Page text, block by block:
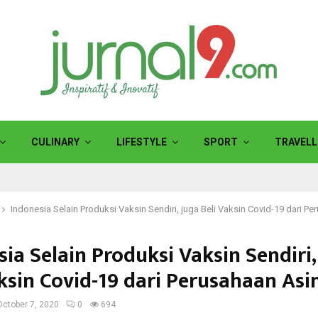
CULINARY LIFESTYLE SPORT
Indonesia Selain Produksi Vaksin Sendiri, juga Beli Vaksin Covid-19 dari
Selain Produksi Vaksin
Covid-19 dari Perusahaan
7, 2020 0 694